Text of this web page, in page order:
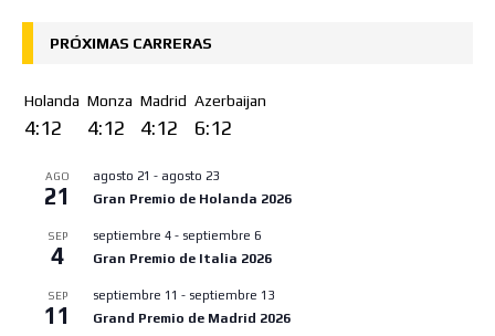
PRÓXIMAS CARRERAS
Holanda
4:12
Monza
4:12
Madrid
4:12
Azerbaijan
6:12
AGO
21
agosto 21 - agosto 23
Gran Premio de Holanda 2026
SEP
4
septiembre 4 - septiembre 6
Gran Premio de Italia 2026
SEP
11
septiembre 11 - septiembre 13
Grand Premio de Madrid 2026